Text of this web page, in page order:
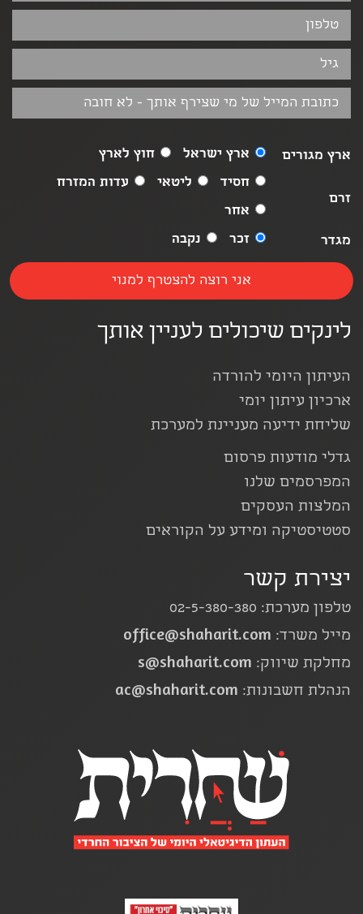
ארץ מגורים ארץ ישראל חוץ לארץ
זרם
חסיד ליטאי
עדות המזרח
אחר
מגדר
זכר נקבה
לינקים שיכולים לעניין אותך
העיתון היומי להורדה
ארכיון עיתון יומי
שליחת ידיעה מעניינת למערכת
גדלי מודעות פרסום
המפרסמים שלנו
המלצות העסקים
סטטיסטיקה ומידע על הקוראים
יצירת קשר
טלפון מערכת: 02-5-380-380
מייל משרד: office@shaharit.com
מחלקת שיווק: s@shaharit.com
הנהלת חשבונות: ac@shaharit.com